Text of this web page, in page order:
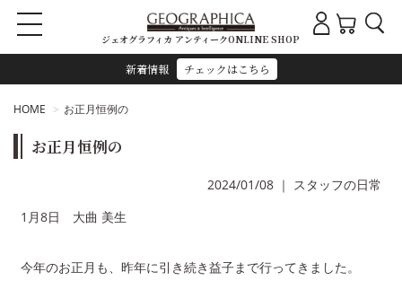
新着情報 チェックはこちら
ジェオグラフィカ アンティークONLINE SHOP
HOME お正月恒例の
お正月恒例の
2024/01/08 ｜ スタッフの日常
1月8日 大曲 美生
今年のお正月も、昨年に引き続き益子まで行ってきました。